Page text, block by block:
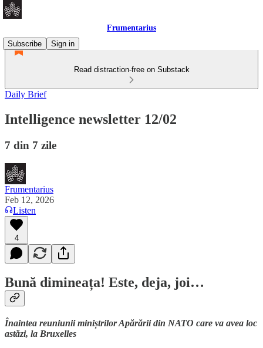
Frumentarius
Subscribe
Sign in
Read distraction-free on Substack
Daily Brief
Intelligence newsletter 12/02
7 din 7 zile
Frumentarius
Feb 12, 2026
Listen
4
Bună dimineața! Este, deja, joi…
Înaintea reuniunii miniștrilor Apărării din NATO care va avea loc
astăzi, la Bruxelles